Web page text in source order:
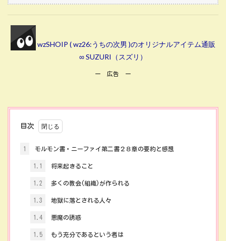
wzSHOIP ( wz26:うちの次男 )のオリジナルアイテム通販
∞ SUZURI（スズリ）
ー 広告 ー
目次
1 モルモン書・ニーファイ第二書２８章の要約と感想
1.1 将来起きること
1.2 多くの教会(組織)が作られる
1.3 地獄に落とされる人々
1.4 悪魔の誘惑
1.5 もう充分であるという者は